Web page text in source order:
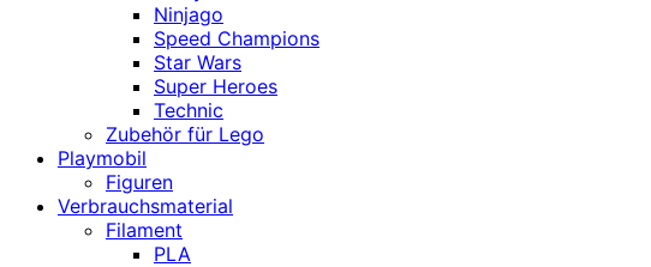
Ninjago
Speed Champions
Star Wars
Super Heroes
Technic
Zubehör für Lego
Playmobil
Figuren
Verbrauchsmaterial
Filament
PLA